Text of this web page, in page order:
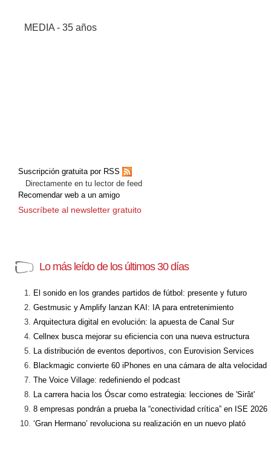
MEDIA - 35 años
Suscripción gratuita por RSS
Directamente en tu lector de feed
Recomendar web a un amigo
Suscríbete al newsletter gratuito
Lo más leído de los últimos 30 días
El sonido en los grandes partidos de fútbol: presente y futuro
Gestmusic y Amplify lanzan KAI: IA para entretenimiento
Arquitectura digital en evolución: la apuesta de Canal Sur
Cellnex busca mejorar su eficiencia con una nueva estructura
La distribución de eventos deportivos, con Eurovision Services
Blackmagic convierte 60 iPhones en una cámara de alta velocidad
The Voice Village: redefiniendo el podcast
La carrera hacia los Óscar como estrategia: lecciones de 'Sirât'
8 empresas pondrán a prueba la “conectividad crítica” en ISE 2026
‘Gran Hermano’ revoluciona su realización en un nuevo plató